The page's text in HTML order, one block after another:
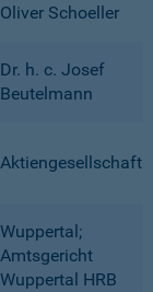
Oliver Schoeller
Dr. h. c. Josef
Beutelmann
Aktiengesellschaft
Wuppertal;
Amtsgericht
Wuppertal HRB